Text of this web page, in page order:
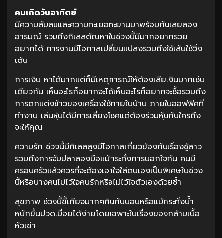
คนเกิดวันอาทิตย์
มีความสับสนและความทะเยอทะยานมาพร้อมกันเลยสอง
อารมณ์ รวมถึงกิเลสตัณหาในช่วงนี้มีมากอยากรวย
อยากได้ การงานมีโอกาสเปลี่ยนแปลงรวมถึงใช้เส้นใช้วิ่ง
เต้น
การเงิน หาได้มากแต่ก็มีเหตุการณ์ให้ต้องเสียเงินมากเช่น
เดียวกัน เห็นอะไรก็อยากจะได้เห็นอะไรก็อยากจะซื้อรวมถึง
การตกแต่งข้าวของเครื่องใช้ภายในบ้าน ภายในออฟฟิศที่
ทำงาน เล่นหุ้นได้มีการเสี่ยงโชคแต่ต้องร่วมหุ้นกับใครถึง
จะให้คุณ
ความรัก ช่วงนี้มีกิเลสสูงมีโอกาสเกี่ยวข้องกับเรื่องชู้สาว
รวมถึงการจับปลาสองมือแม้กระทั่งการนอกใจกัน คนมี
ครอบครัวแล้วควรที่จะต้องเอาใจใส่ตนเองเป็นพิเศษในช่วง
นี้หรือบางคนไม่ไว้ใจคนรักหรือไม่ไว้ใจตัวเองด้วยซ้ำ
สุขภาพ ช่วงนี้ขี้เกียจมากๆกินกับนอนหรือแม้กระทั่งน้ำ
หนักขึ้นปวดเมื่อยได้ง่ายโดยเฉพาะในเรื่องของกล้ามเนื้อ
หัวเข่า